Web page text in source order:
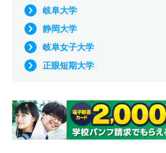
岐阜大学
静岡大学
岐阜女子大学
正眼短期大学